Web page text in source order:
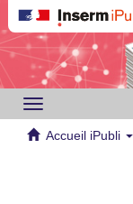
Toggle
navigation
Accueil iPubli